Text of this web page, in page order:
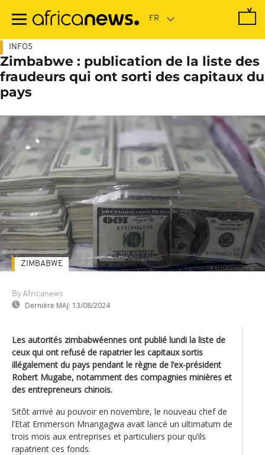
contenu
INFOS
Zimbabwe : publication de la liste des
fraudeurs qui ont sorti des capitaux du
pays
By Africanews
Dernière MAJ: 13/08/2024
ZIMBABWE
Les autorités zimbabwéennes ont publié lundi la liste de
ceux qui ont refusé de rapatrier les capitaux sortis
illégalement du pays pendant le règne de l’ex-président
Robert Mugabe, notamment des compagnies minières et
des entrepreneurs chinois.
Sitôt arrivé au pouvoir en novembre, le nouveau chef de
l’Etat Emmerson Mnangagwa avait lancé un ultimatum de
trois mois aux entreprises et particuliers pour qu’ils
rapatrient ces fonds.